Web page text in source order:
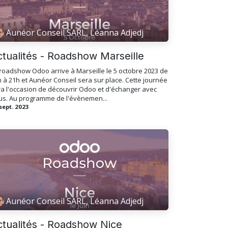
Aunéor Conseil SARL, Léanna Adjedj
- Roadshow Marseille
Odoo arrive à Marseille le 5 octobre 2023 de
à 21h et Aunéor Conseil sera sur place. Cette journée
l'occasion de découvrir Odoo et d'échanger avec
Au programme de l'évènemen...
2023
Aunéor Conseil SARL, Léanna Adjedj
- Roadshow Nice